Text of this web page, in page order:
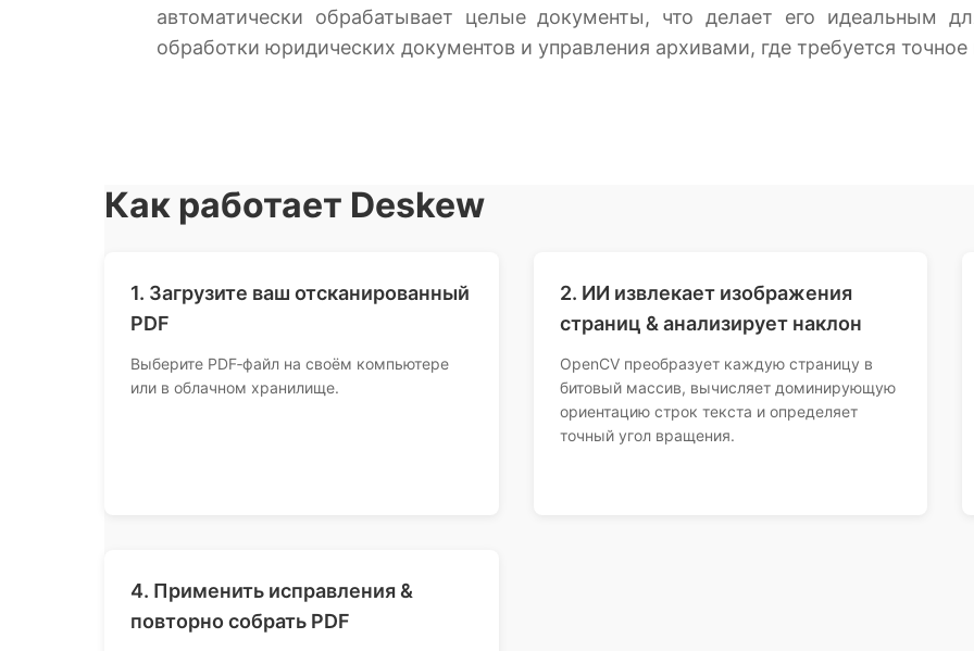
автоматически обрабатывает целые документы, что делает его идеальным
обработки юридических документов и управления архивами, где требуется
Как работает Deskew
1. Загрузите ваш отсканированный
PDF
Выберите PDF‑файл на своём компьютере
или в облачном хранилище.
2. ИИ извлекает изображения
страниц & анализирует наклон
OpenCV преобразует каждую страницу в
битовый массив, вычисляет доминирующую
ориентацию строк текста и определяет
точный угол вращения.
4. Применить исправления &
повторно собрать PDF